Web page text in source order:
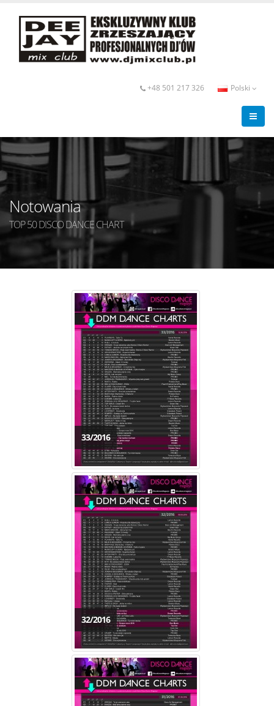
+48 501 217 326 Polski
Notowania
TOP 50 DISCO DANCE CHART
33/2016
32/2016